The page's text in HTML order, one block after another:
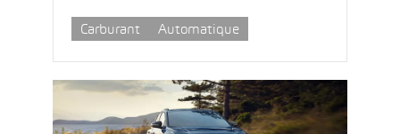
Carburant Automatique